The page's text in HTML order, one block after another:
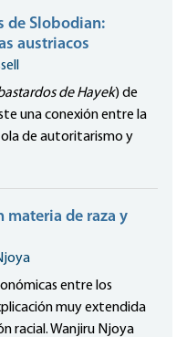
de Slobodian:
austriacos
de Hayek) de
una conexión entre la
de autoritarismo y
materia de raza y
entre los
muy extendida
racial. Wanjiru Njoya